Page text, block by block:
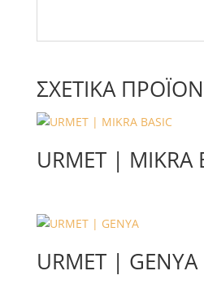
ΣΧΕΤΙΚΆ
URMET | MIKRA
URMET | GENYA